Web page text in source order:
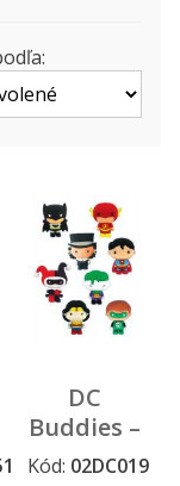
DC
Buddies –
3D
Kód: 02DC019